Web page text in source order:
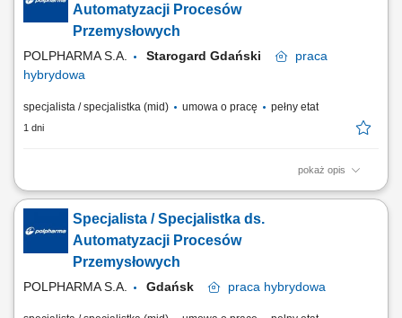
prawidłowym przebiegiem procesów wytwórczych; Inicjowanie działań
mających na celu optymalizację...
Automatyzacji Procesów
Przemysłowych
POLPHARMA S.A. Starogard Gdański
praca
hybrydowa
specjalista / specjalistka (mid) umowa o pracę pełny etat
1 dni
pokaż opis
Zakres obowiązków: Nadzór nad systemami serializacji i agregacji
wykorzystywanymi w procesach produkcyjnych. Administracja oraz
utrzymanie systemu Track&Trace na poziomie wsparcia L2 i L3.
Monitorowanie poprawności wymiany danych serializacyjnych
pomiędzy organizacją a partnerami...
Specjalista / Specjalistka ds.
Automatyzacji Procesów
Przemysłowych
POLPHARMA S.A. Gdańsk praca hybrydowa